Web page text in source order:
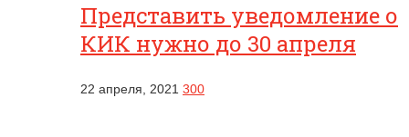
Представить уведомление о
КИК нужно до 30 апреля
22 апреля, 2021 300